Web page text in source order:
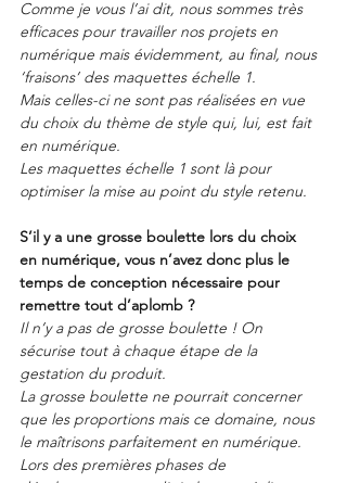
Comme je vous l’ai dit, nous sommes très
efficaces pour travailler nos projets en
numérique mais évidemment, au final, nous
‘fraisons’ des maquettes échelle 1.
Mais celles-ci ne sont pas réalisées en vue
du choix du thème de style qui, lui, est fait
en numérique.
Les maquettes échelle 1 sont là pour
optimiser la mise au point du style retenu.
S’il y a une grosse boulette lors du choix
en numérique, vous n’avez donc plus le
temps de conception nécessaire pour
remettre tout d’aplomb ?
Il n’y a pas de grosse boulette ! On
sécurise tout à chaque étape de la
gestation du produit.
La grosse boulette ne pourrait concerner
que les proportions mais ce domaine, nous
le maîtrisons parfaitement en numérique.
Lors des premières phases de